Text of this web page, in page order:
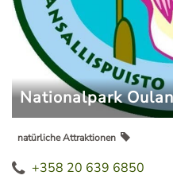
Nationalpark
natürliche Attraktionen
+358 20 639 6850